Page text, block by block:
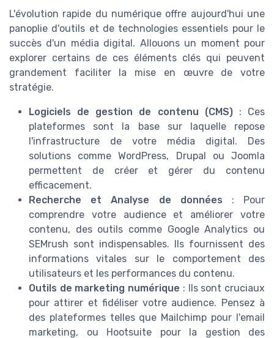
L'évolution rapide du numérique offre aujourd'hui une
panoplie d'outils et de technologies essentiels pour le
succès d'un média digital. Allouons un moment pour
explorer certains de ces éléments clés qui peuvent
grandement faciliter la mise en œuvre de votre
stratégie.
Logiciels de gestion de contenu (CMS): Ces
plateformes sont la base sur laquelle repose
l'infrastructure de votre média digital. Des
solutions comme WordPress, Drupal ou Joomla
permettent de créer et gérer du contenu
efficacement.
Recherche et Analyse de données : Pour
comprendre votre audience et améliorer votre
contenu, des outils comme Google Analytics ou
SEMrush sont indispensables. Ils fournissent des
informations vitales sur le comportement des
utilisateurs et les performances du contenu.
Outils de marketing numérique : Ils sont cruciaux
pour attirer et fidéliser votre audience. Pensez à
des plateformes telles que Mailchimp pour l'email
marketing, ou Hootsuite pour la gestion des